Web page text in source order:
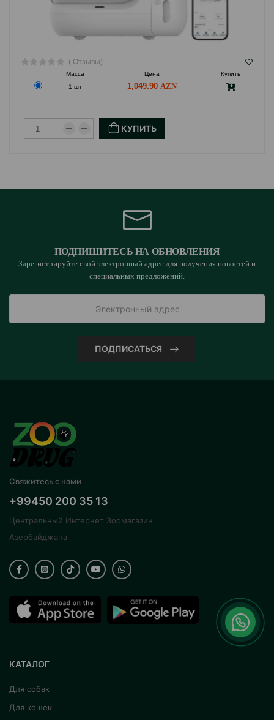
( Отзывы)
Масса Цена
Купить
1 шт
1,049.90
КУПИТЬ
ПОДПИШИТЕСЬ НА ОБНОВЛЕНИЯ
Зарегистрируйте свой электронный адрес для получения новостей и
специальных предложений.
ПОДПИСАТЬСЯ
Свяжитесь с нами
+99450 200 35 13
Центральный Интернет Зоомагазин
Азербайджана
КАТАЛОГ
Для собак
Для кошек